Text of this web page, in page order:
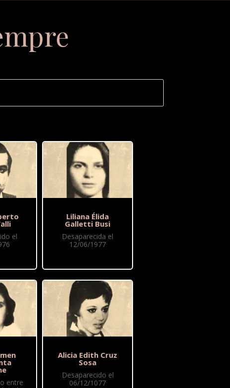
el
entre
Liliana Élida
Galletti Busi
Desaparecida el
12/06/1977
Alicia Edith Cruz
Sosa
Desaparecido el
06/12/1077